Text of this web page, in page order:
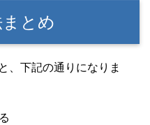
とめ
、下記の通りになりま